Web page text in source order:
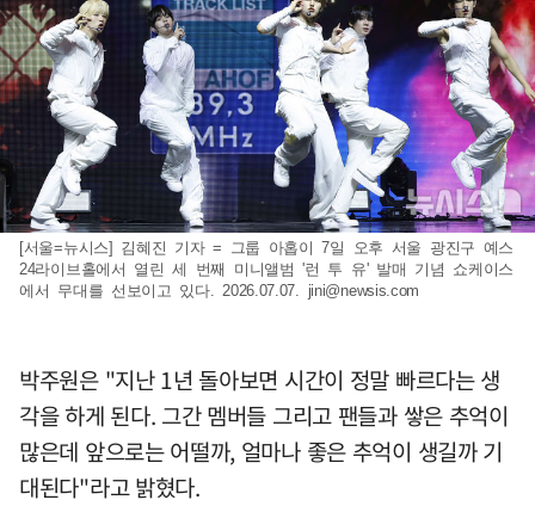
[서울=뉴시스] 김혜진 기자 = 그룹 아홉이 7일 오후 서울 광진구 예스
24라이브홀에서 열린 세 번째 미니앨범 '런 투 유' 발매 기념 쇼케이스
에서 무대를 선보이고 있다. 2026.07.07. jini@newsis.com
박주원은 "지난 1년 돌아보면 시간이 정말 빠르다는 생
각을 하게 된다. 그간 멤버들 그리고 팬들과 쌓은 추억이
많은데 앞으로는 어떨까, 얼마나 좋은 추억이 생길까 기
대된다"라고 밝혔다.